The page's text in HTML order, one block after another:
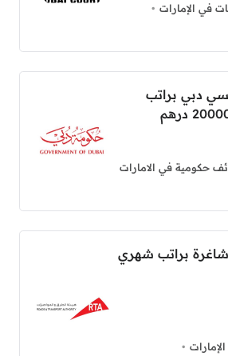
في الإمارات
دبي براتب
حكومية في الامارات
براتب شهري